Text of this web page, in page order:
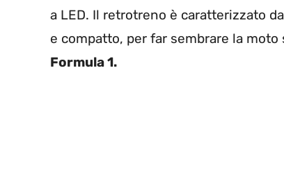
a LED. Il retrotreno è caratterizzato
e compatto, per far sembrare la moto
Formula 1.